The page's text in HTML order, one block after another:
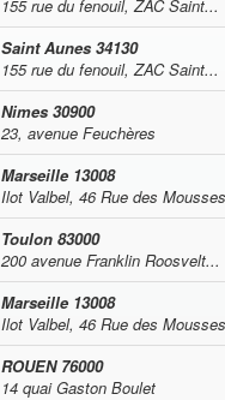
155 rue du fenouil, ZAC Saint...
Saint Aunes 34130
155 rue du fenouil, ZAC Saint...
Nimes 30900
23, avenue Feuchères
Marseille 13008
Ilot Valbel, 46 Rue des
Toulon 83000
200 avenue Franklin Roosvelt...
Marseille 13008
Ilot Valbel, 46 Rue des
ROUEN 76000
14 quai Gaston Boulet